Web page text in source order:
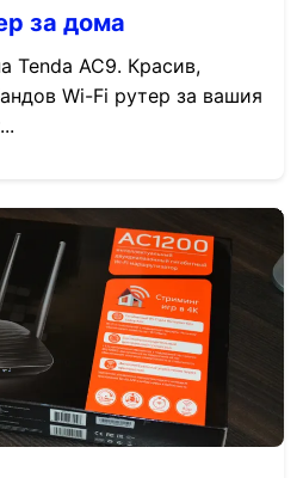
за дома
Tenda AC9. Красив,
Wi-Fi рутер за вашия